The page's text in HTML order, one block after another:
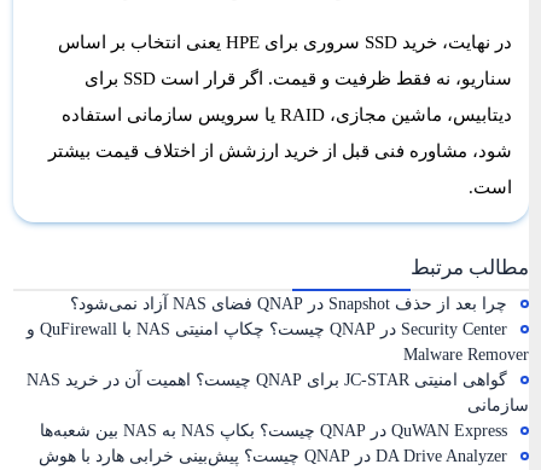
در نهایت، خرید SSD سروری برای HPE یعنی انتخاب بر اساس
سناریو، نه فقط ظرفیت و قیمت. اگر قرار است SSD برای
دیتابیس، ماشین مجازی، RAID یا سرویس سازمانی استفاده
شود، مشاوره فنی قبل از خرید ارزشش از اختلاف قیمت بیشتر
است.
مطالب مرتبط
چرا بعد از حذف Snapshot در QNAP فضای NAS آزاد نمی‌شود؟
Security Center در QNAP چیست؟ چکاپ امنیتی NAS با QuFirewall و
Malware Remover
گواهی امنیتی JC-STAR برای QNAP چیست؟ اهمیت آن در خرید NAS
سازمانی
QuWAN Express در QNAP چیست؟ بکاپ NAS به NAS بین شعبه‌ها
DA Drive Analyzer در QNAP چیست؟ پیش‌بینی خرابی هارد با هوش